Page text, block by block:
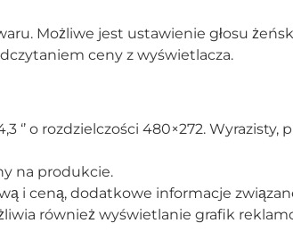
Możliwe jest ustawienie głosu
ceny z wyświetlacza.
o rozdzielczości 480×272. Wyrazisty,
na produkcie.
i ceną, dodatkowe informacje
również wyświetlanie grafik